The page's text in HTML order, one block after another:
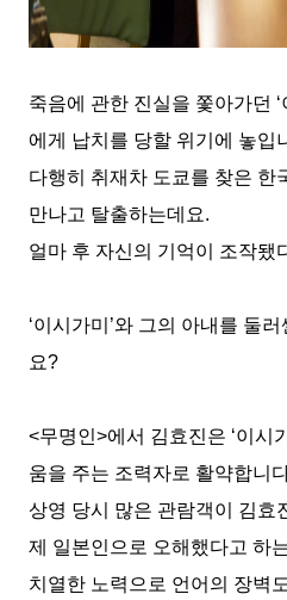
죽음에 관한 진실을 쫓아가던 ‘
에게 납치를 당할 위기에 놓입
다행히 취재차 도쿄를 찾은 한
만나고 탈출하는데요.
얼마 후 자신의 기억이 조작됐
‘이시가미 ’와 그의 아내를 둘
요?
<무명인>에서 김효진은 ‘이시
움을 주는 조력자로 활약합니
상영 당시 많은 관람객이 김효
제 일본인으로 오해했다고 하
치열한 노력으로 언어의 장벽